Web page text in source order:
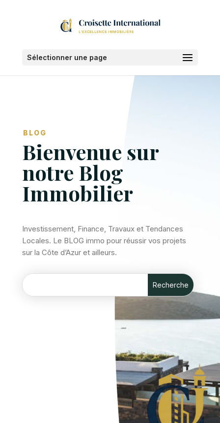
Sélectionner une page
BLOG
Bienvenue sur
notre Blog
Immobilier
Investissement, Finance, Travaux et Tendances
Locales. Le BLOG immo pour réussir vos projets
sur la Côte d’Azur et ailleurs.